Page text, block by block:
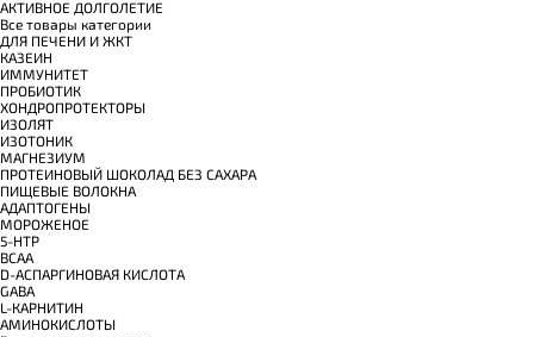
АКТИВНОЕ ДОЛГОЛЕТИЕ
Все товары категории
ДЛЯ ПЕЧЕНИ И ЖКТ
КАЗЕИН
ИММУНИТЕТ
ПРОБИОТИК
ХОНДРОПРОТЕКТОРЫ
ИЗОЛЯТ
ИЗОТОНИК
МАГНЕЗИУМ
ПРОТЕИНОВЫЙ ШОКОЛАД БЕЗ САХАРА
ПИЩЕВЫЕ ВОЛОКНА
АДАПТОГЕНЫ
МОРОЖЕНОЕ
5-HTP
BCAA
D-АСПАРГИНОВАЯ КИСЛОТА
GABA
L-КАРНИТИН
АМИНОКИСЛОТЫ